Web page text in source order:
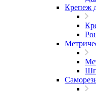
Крепеж